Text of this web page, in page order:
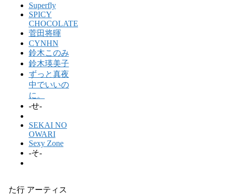
Superfly
SPICY
CHOCOLATE
菅田将暉
CYNHN
鈴木このみ
鈴木瑛美子
ずっと真夜
中でいいの
に。
-せ-
SEKAI NO
OWARI
Sexy Zone
-そ-
た行 アーティス